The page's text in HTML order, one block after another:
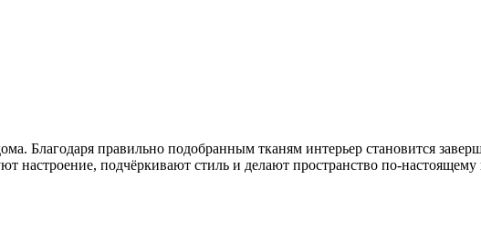
Благодаря правильно подобранным тканям интерьер становится
подчёркивают стиль и делают пространство по-